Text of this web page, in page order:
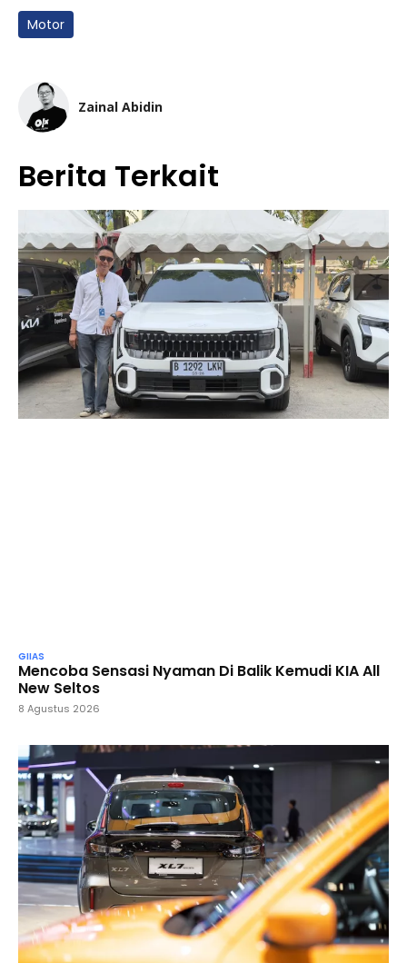
Motor
Zainal Abidin
Berita Terkait
GIIAS
Mencoba Sensasi Nyaman Di Balik Kemudi KIA All
New Seltos
8 Agustus 2026